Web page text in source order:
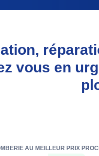
vous en
AU MEILLEUR PRIX